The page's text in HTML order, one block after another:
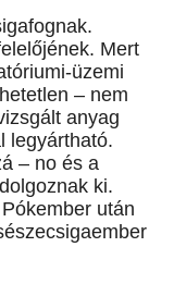
Mert
üzemi
– nem
anyag
legyártható.
– no és a
ki.
után